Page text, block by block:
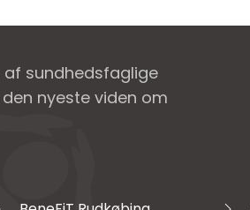
sundhedsfaglige
nyeste viden om